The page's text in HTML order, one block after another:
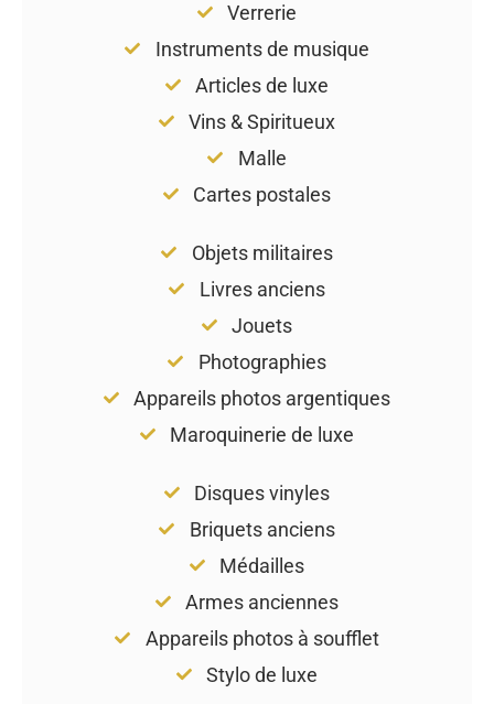
Verrerie
Instruments de musique
Articles de luxe
Vins & Spiritueux
Malle
Cartes postales
Objets militaires
Livres anciens
Jouets
Photographies
Appareils photos argentiques
Maroquinerie de luxe
Disques vinyles
Briquets anciens
Médailles
Armes anciennes
Appareils photos à soufflet
Stylo de luxe